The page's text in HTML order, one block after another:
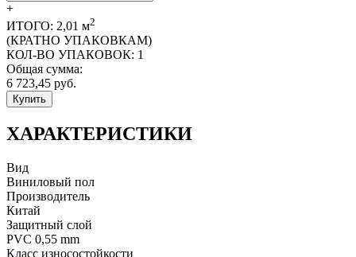
+
ИТОГО: 2,01 м2
(КРАТНО УПАКОВКАМ)
КОЛ-ВО УПАКОВОК: 1
Общая сумма:
6 723,45 руб.
Купить
ХАРАКТЕРИСТИКИ
Вид
Виниловый пол
Производитель
Китай
Защитный слой
PVC 0,55 mm
Класс износостойкости